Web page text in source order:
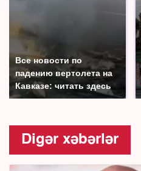
Все новости по
падению вертолета на
Кавказе: читать здесь
Digər xəbərlər